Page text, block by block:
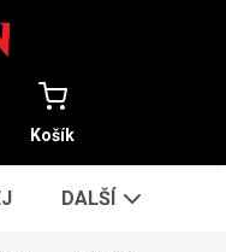
Košík
DALŠÍ